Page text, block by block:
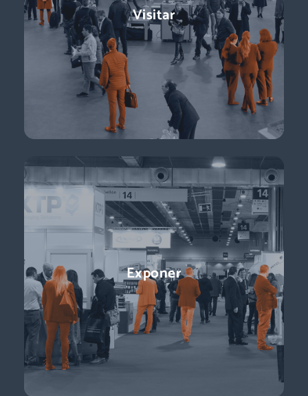
Visitar
Exponer
Logistics & Automation es la feria líder en España, el evento
referente para conocer a los decisores de compras:
directores de logística, directores de compras, responsables
de e-commerce … + de 11.000 profesionales para impulsar tu
Descubre más
Conferencias
¡Ponentes líderes, presentaciones centradas en temas de
actualidad y perspectivas sobre el futuro del sector que
están a la vuelta de la esquina!
Descubre más